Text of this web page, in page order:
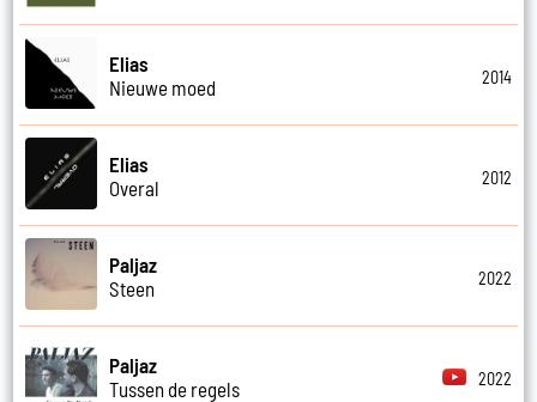
Elias
Nieuwe moed
2014
Elias
Overal
2012
Paljaz
Steen
2022
Paljaz
Tussen de regels
2022